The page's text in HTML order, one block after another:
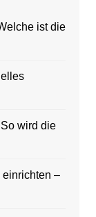
ist die
wird die
einrichten –